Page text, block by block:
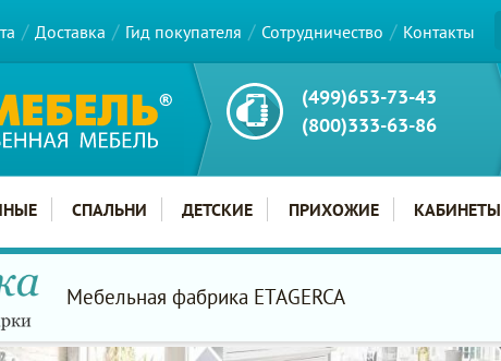
Доставка Гид покупателя Сотрудничество Контакты
(499)653-73-43
(800)333-63-86
СПАЛЬНИ ДЕТСКИЕ ПРИХОЖИЕ КАБИНЕТЫ
Мебельная фабрика ETAGERCA